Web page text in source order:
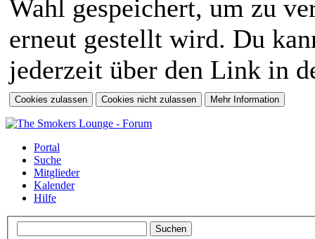
Wahl gespeichert, um zu
erneut gestellt wird. Du
jederzeit über den Link in
Portal
Suche
Mitglieder
Kalender
Hilfe